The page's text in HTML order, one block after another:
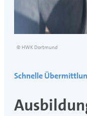
© HWK Dortmund
Schnelle